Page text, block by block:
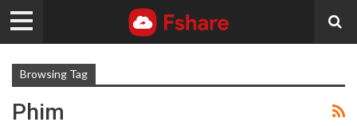
Browsing Tag
Phim